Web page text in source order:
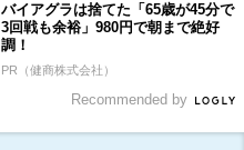
バイアグラは捨てた「65歳が45分で
3回戦も余裕」980円で朝まで絶好
調！
PR（健商株式会社）
Recommended by